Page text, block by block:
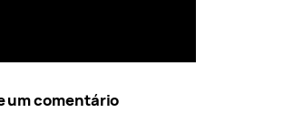
um comentário